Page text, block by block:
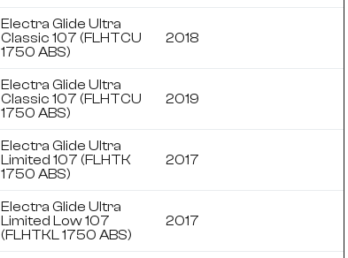
Electra Glide Ultra
Classic 107 (FLHTCU
1750 ABS)
2018
Electra Glide Ultra
Classic 107 (FLHTCU
1750 ABS)
2019
Electra Glide Ultra
Limited 107 (FLHTK
1750 ABS)
2017
Electra Glide Ultra
Limited Low 107
(FLHTKL 1750 ABS)
2017